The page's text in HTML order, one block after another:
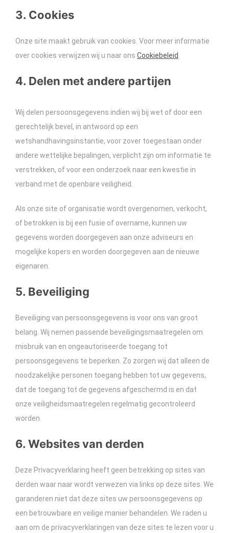
3. Cookies
Onze site maakt gebruik van cookies. Voor meer informatie
over cookies verwijzen wij u naar ons Cookiebeleid.
4. Delen met andere partijen
Wij delen persoonsgegevens indien wij bij wet of door een
gerechtelijk bevel, in antwoord op een
wetshandhavingsinstantie, voor zover toegestaan onder
andere wettelijke bepalingen, verplicht zijn om informatie te
verstrekken, of voor een onderzoek naar een kwestie in
verband met de openbare veiligheid.
Als onze site of organisatie wordt overgenomen, verkocht,
of betrokken is bij een fusie of overname, kunnen uw
gegevens worden doorgegeven aan onze adviseurs en
mogelijke kopers en worden doorgegeven aan de nieuwe
eigenaren.
5. Beveiliging
Beveiliging van persoonsgegevens is voor ons van groot
belang. Wij nemen passende beveiligingsmaatregelen om
misbruik van en ongeautoriseerde toegang tot
persoonsgegevens te beperken. Zo zorgen wij dat alleen de
noodzakelijke personen toegang hebben tot uw gegevens,
dat de toegang tot de gegevens afgeschermd is en dat
onze veiligheidsmaatregelen regelmatig gecontroleerd
worden.
6. Websites van derden
Deze Privacyverklaring heeft geen betrekking op sites van
derden waar naar wordt verwezen via links op deze sites. We
garanderen niet dat deze sites uw persoonsgegevens op
een betrouwbare en veilige manier behandelen. We raden u
aan om de privacyverklaringen van deze sites te lezen voor u